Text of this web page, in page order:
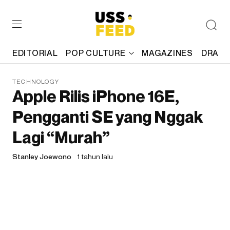
EDITORIAL POP CULTURE MAGAZINES
TECHNOLOGY
Apple Rilis iPhone 16E,
Pengganti SE yang Nggak
Lagi “Murah”
Stanley Joewono 1 tahun lalu